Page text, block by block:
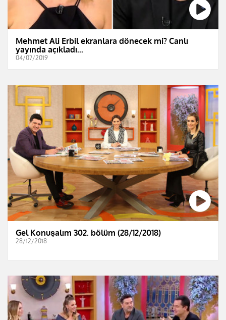
Mehmet Ali Erbil ekranlara dönecek mi? Canlı
yayında açıkladı...
04/07/2019
Gel Konuşalım 302. bölüm (28/12/2018)
28/12/2018